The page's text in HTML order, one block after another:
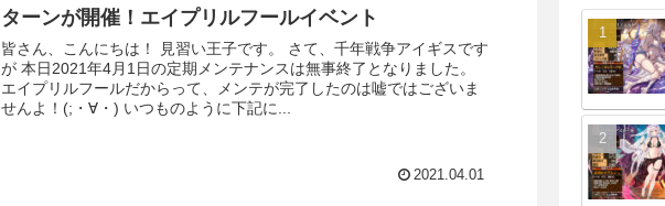
ターンが開催！エイプリルフールイベント
皆さん、こんにちは！ 見習い王子です。 さて、千年戦争アイギスです
が 本日2021年4月1日の定期メンテナンスは無事終了となりました。
エイプリルフールだからって、メンテが完了したのは嘘ではございま
せんよ！(;・∀・) いつものように下記に...
2021.04.01